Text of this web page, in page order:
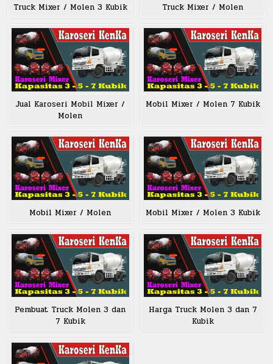
Truck Mixer / Molen 3 Kubik Truck Mixer / Molen
Jual Karoseri Mobil Mixer /
Molen
Mobil Mixer / Molen 7 Kubik
Mobil Mixer / Molen Mobil Mixer / Molen 3 Kubik
Pembuat Truck Molen 3 dan
7 Kubik
Harga Truck Molen 3 dan 7
Kubik